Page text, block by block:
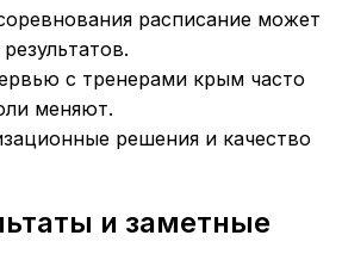
расписание может
с тренерами крым часто
меняют.
решения и качество
и заметные